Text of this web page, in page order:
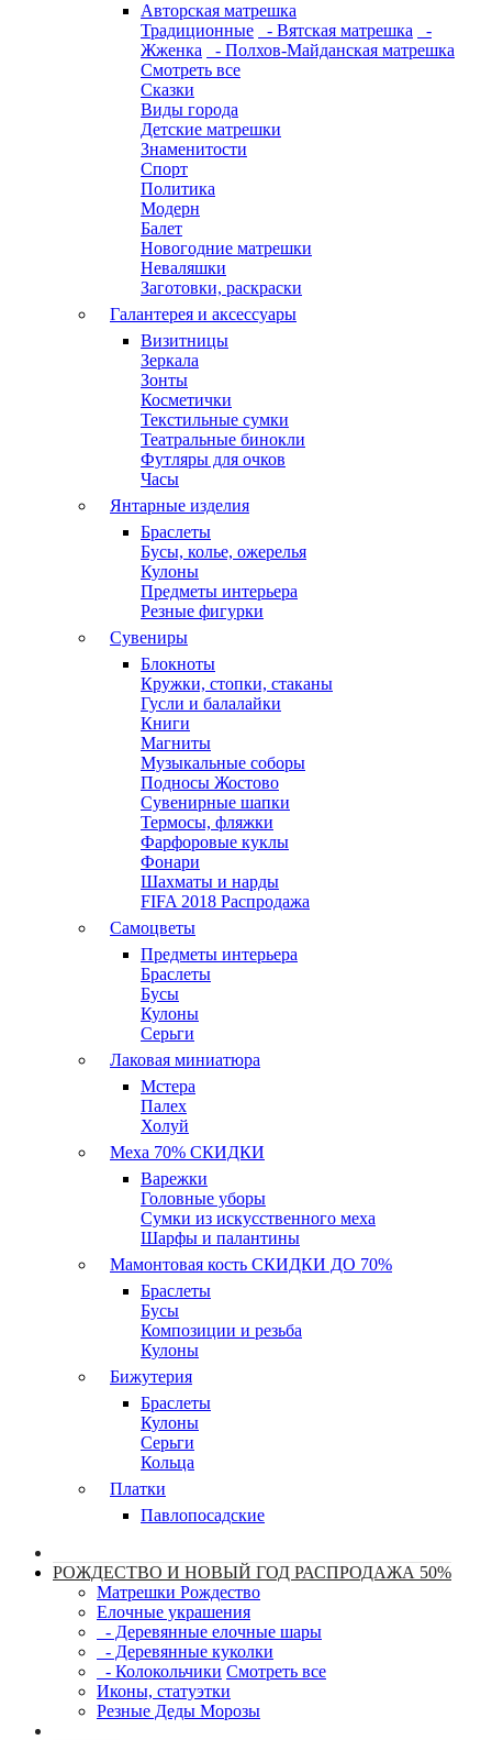
Авторская матрешка
Традиционные
- Вятская матрешка
-
Жженка
- Полхов-Майданская матрешка
Смотреть все
Сказки
Виды города
Детские матрешки
Знаменитости
Спорт
Политика
Модерн
Балет
Новогодние матрешки
Неваляшки
Заготовки, раскраски
Галантерея и аксессуары
Визитницы
Зеркала
Зонты
Косметички
Текстильные сумки
Театральные бинокли
Футляры для очков
Часы
Янтарные изделия
Браслеты
Бусы, колье, ожерелья
Кулоны
Предметы интерьера
Резные фигурки
Сувениры
Блокноты
Кружки, стопки, стаканы
Гусли и балалайки
Книги
Магниты
Музыкальные соборы
Подносы Жостово
Сувенирные шапки
Термосы, фляжки
Фарфоровые куклы
Фонари
Шахматы и нарды
FIFA 2018 Распродажа
Самоцветы
Предметы интерьера
Браслеты
Бусы
Кулоны
Серьги
Лаковая миниатюра
Мстера
Палех
Холуй
Меха 70% СКИДКИ
Варежки
Головные уборы
Сумки из искусственного меха
Шарфы и палантины
Мамонтовая кость СКИДКИ ДО 70%
Браслеты
Бусы
Композиции и резьба
Кулоны
Бижутерия
Браслеты
Кулоны
Серьги
Кольца
Платки
Павлопосадские
РОЖДЕСТВО И НОВЫЙ ГОД РАСПРОДАЖА 50%
Матрешки Рождество
Елочные украшения
- Деревянные елочные шары
- Деревянные куколки
- Колокольчики Смотреть все
Иконы, статуэтки
Резные Деды Морозы